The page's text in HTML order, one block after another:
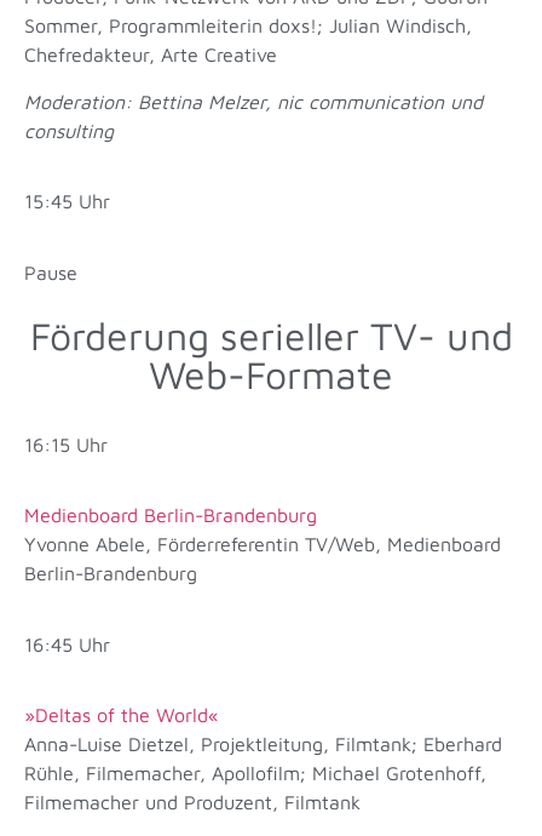
Sommer, Programmleiterin doxs!; Julian Windisch,
Chefredakteur, Arte Creative
Moderation: Bettina Melzer, nic communication und
consulting
15:45 Uhr
Pause
Förderung serieller TV- und
Web-Formate
16:15 Uhr
Medienboard Berlin-Brandenburg
Yvonne Abele, Förderreferentin TV/Web, Medienboard
Berlin-Brandenburg
16:45 Uhr
»Deltas of the World«
Anna-Luise Dietzel, Projektleitung, Filmtank; Eberhard
Rühle, Filmemacher, Apollofilm; Michael Grotenhoff,
Filmemacher und Produzent, Filmtank